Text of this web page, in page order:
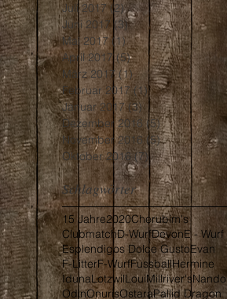
Juli 2017 (2)2 Beiträge
Juni 2017 (3)3 Beiträge
Mai 2017 (1)1 Beitrag
April 2017 (5)5 Beiträge
März 2017 (1)1 Beitrag
Februar 2017 (1) 1 Beitrag
Januar 2017 (3)3 Beiträge
Dezember 2016 (5)5 Beiträge
November 2016 (5)5 Beiträge
Oktober 2016 (7)7 Beiträge
Schlagwörter
15 Jahre2020Cherubim's
ClubmatchD-WurfDevonE - Wurf
Esplendigos Dolce GustoEvan
F-LitterF-WurfFussballHermine
IdunaLotzwilLouiMillriver'sNando
OdinOnurisOstaraPallid Dragon